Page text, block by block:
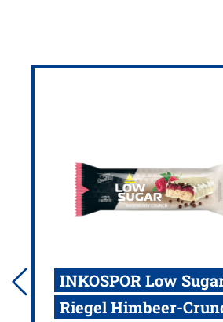
INKOSPOR Low
Riegel Himbeer-